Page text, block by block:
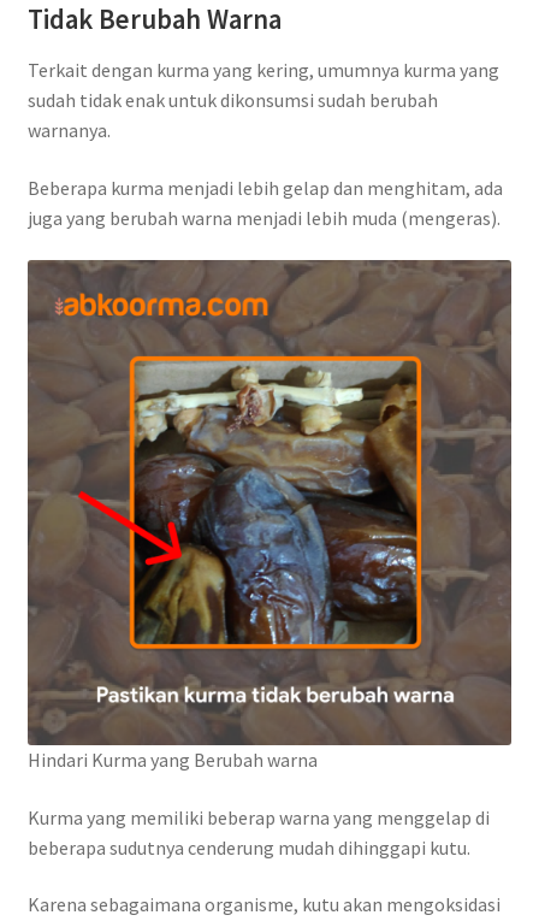
Tidak Berubah Warna
Terkait dengan kurma yang kering, umumnya kurma yang
sudah tidak enak untuk dikonsumsi sudah berubah
warnanya.
Beberapa kurma menjadi lebih gelap dan menghitam, ada
juga yang berubah warna menjadi lebih muda (mengeras).
Hindari Kurma yang Berubah warna
Kurma yang memiliki beberap warna yang menggelap di
beberapa sudutnya cenderung mudah dihinggapi kutu.
Karena sebagaimana organisme, kutu akan mengoksidasi